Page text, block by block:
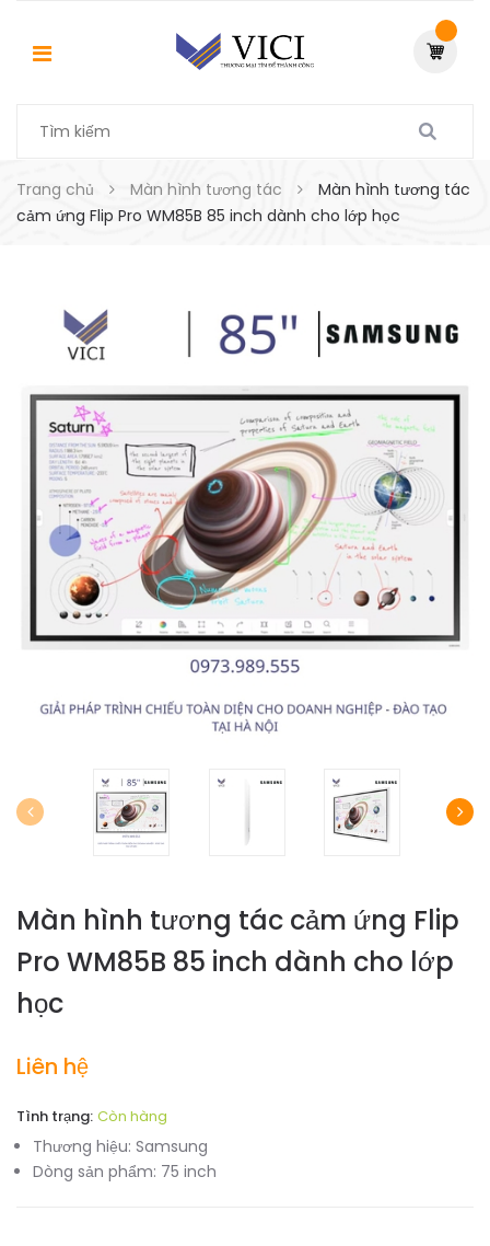
Trang chủ Màn hình tương tác
Màn hình tương tác
cảm ứng Flip Pro WM85B 85 inch dành cho lớp học
Màn hình tương tác cảm ứng Flip
Pro WM85B 85 inch dành cho lớp
học
Liên hệ
Tình trạng: Còn hàng
Thương hiệu: Samsung
Dòng sản phẩm: 75 inch